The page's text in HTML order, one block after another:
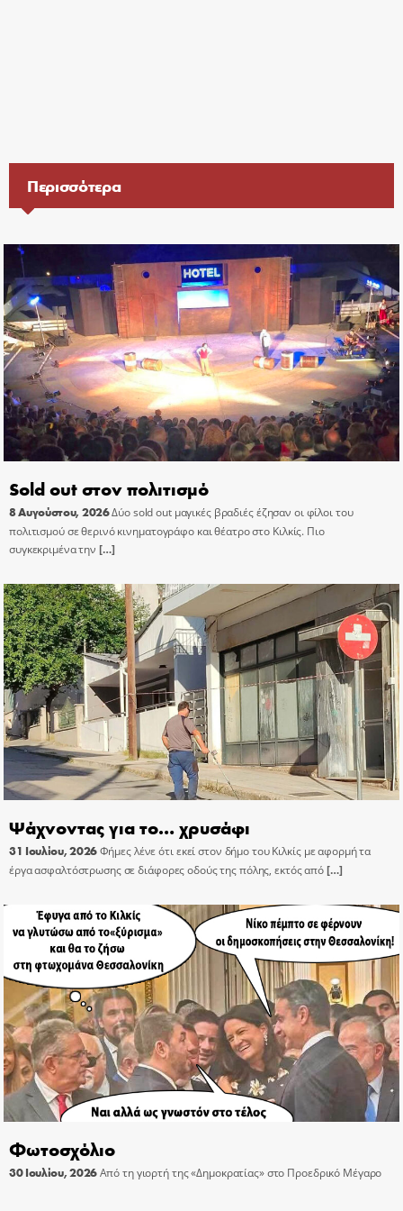
Περισσότερα
Sold out στον πολιτισμό
8 Αυγούστου, 2026Δύο sold out μαγικές βραδιές έζησαν οι φίλοι του
πολιτισμού σε θερινό κινηματογράφο και θέατρο στο Κιλκίς. Πιο
συγκεκριμένα την […]
Ψάχνοντας για το… χρυσάφι
31 Ιουλίου, 2026Φήμες λένε ότι εκεί στον δήμο του Κιλκίς με αφορμή τα
έργα ασφαλτόστρωσης σε διάφορες οδούς της πόλης, εκτός από[…]
Φωτοσχόλιο
30 Ιουλίου, 2026Από τη γιορτή της «Δημοκρατίας» στο Προεδρικό Μέγαρο